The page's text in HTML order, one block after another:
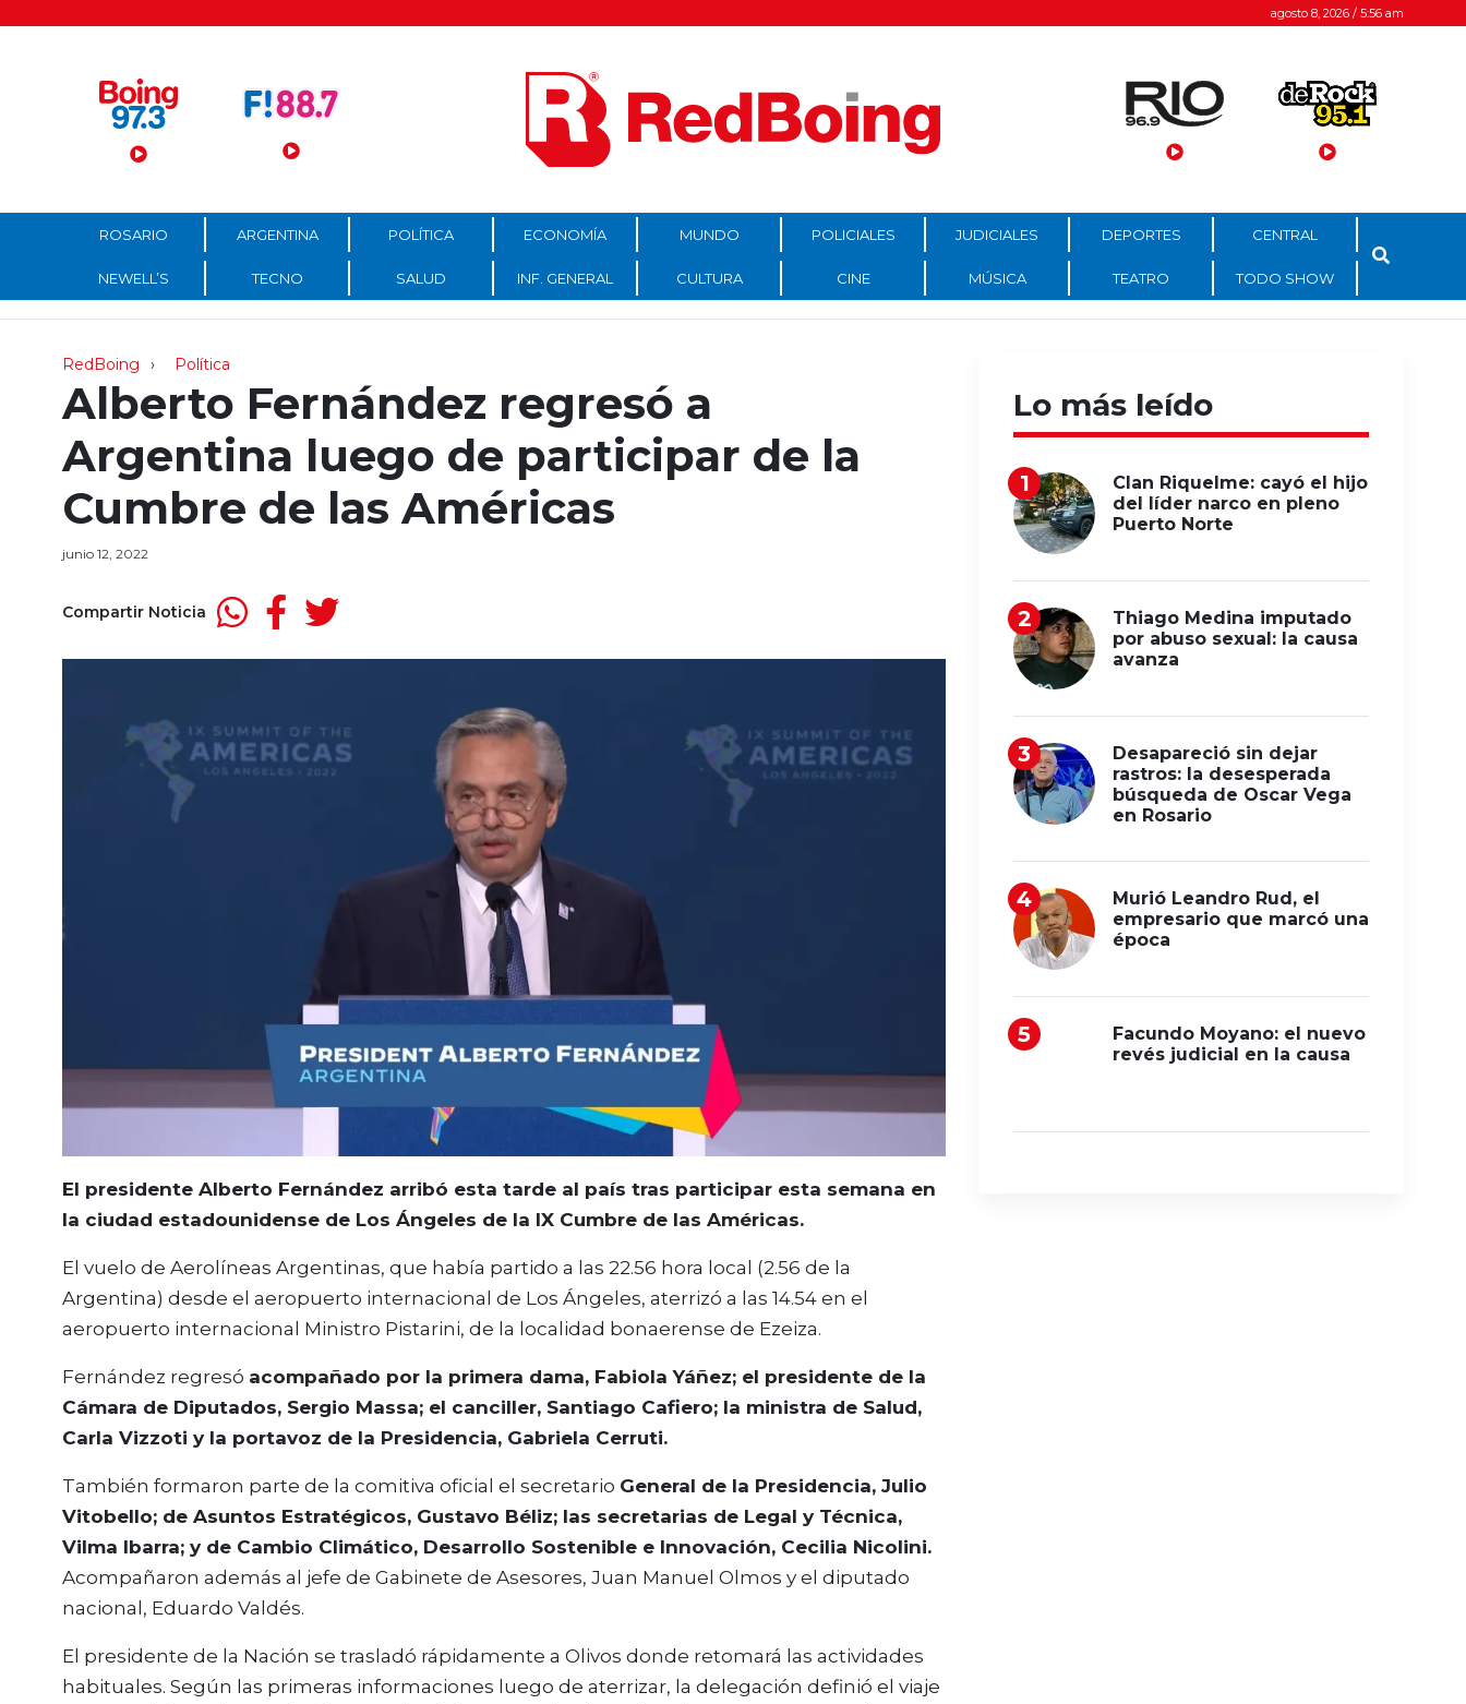
Menú Principal agosto 8, 2026 / 5:56 am
ROSARIO ARGENTINA POLÍTICA ECONOMÍA MUNDO POLICIALES JUDICIALES DEPORTES CENTRAL
NEWELL’S TECNO SALUD INF. GENERAL CULTURA CINE MÚSICA TEATRO TODO SHOW
RedBoing Política
Alberto Fernández regresó a
Argentina luego de participar de la
Cumbre de las Américas
junio 12, 2022
Compartir Noticia
El presidente Alberto Fernández arribó esta tarde al país tras participar esta semana en
la ciudad estadounidense de Los Ángeles de la IX Cumbre de las Américas.
El vuelo de Aerolíneas Argentinas, que había partido a las 22.56 hora local (2.56 de la
Argentina) desde el aeropuerto internacional de Los Ángeles, aterrizó a las 14.54 en el
aeropuerto internacional Ministro Pistarini, de la localidad bonaerense de Ezeiza.
Fernández regresó acompañado por la primera dama, Fabiola Yáñez; el presidente de la
Cámara de Diputados, Sergio Massa; el canciller, Santiago Cafiero; la ministra de Salud,
Carla Vizzoti y la portavoz de la Presidencia, Gabriela Cerruti.
También formaron parte de la comitiva oficial el secretario General de la Presidencia, Julio
Vitobello; de Asuntos Estratégicos, Gustavo Béliz; las secretarias de Legal y Técnica,
Vilma Ibarra; y de Cambio Climático, Desarrollo Sostenible e Innovación, Cecilia Nicolini.
Acompañaron además al jefe de Gabinete de Asesores, Juan Manuel Olmos y el diputado
nacional, Eduardo Valdés.
El presidente de la Nación se trasladó rápidamente a Olivos donde retomará las actividades
habituales. Según las primeras informaciones luego de aterrizar, la delegación definió el viaje
Lo más leído
Clan Riquelme: cayó el hijo
del líder narco en pleno
Puerto Norte
Thiago Medina imputado
por abuso sexual: la causa
avanza
Desapareció sin dejar
rastros: la desesperada
búsqueda de Oscar Vega
en Rosario
Murió Leandro Rud, el
empresario que marcó una
época
Facundo Moyano: el nuevo
revés judicial en la causa